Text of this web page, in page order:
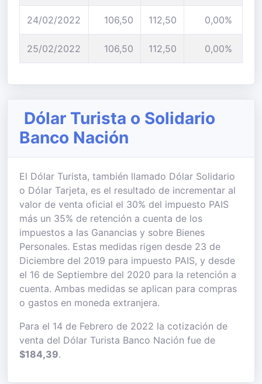
24/02/2022 106,50 112,50 0,00%
25/02/2022 106,50 112,50 0,00%
Dólar Turista o Solidario
Banco Nación
El Dólar Turista, también llamado Dólar Solidario
o Dólar Tarjeta, es el resultado de incrementar al
valor de venta oficial el 30% del impuesto PAIS
más un 35% de retención a cuenta de los
impuestos a las Ganancias y sobre Bienes
Personales. Estas medidas rigen desde 23 de
Diciembre del 2019 para impuesto PAIS, y desde
el 16 de Septiembre del 2020 para la retención a
cuenta. Ambas medidas se aplican para compras
o gastos en moneda extranjera.
Para el 14 de Febrero de 2022 la cotización de
venta del Dólar Turista Banco Nación fue de
$184,39.